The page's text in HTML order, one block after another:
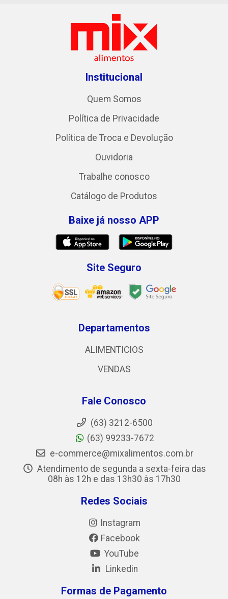
Institucional
Quem Somos
Política de Privacidade
Política de Troca e Devolução
Ouvidoria
Trabalhe conosco
Catálogo de Produtos
Baixe já nosso APP
Site Seguro
Departamentos
ALIMENTICIOS
VENDAS
Fale Conosco
(63) 3212-6500
(63) 99233-7672
e-commerce@mixalimentos.com.br
Atendimento de segunda a sexta-feira das
08h às 12h e das 13h30 às 17h30
Redes Sociais
Instagram
Facebook
YouTube
Linkedin
Formas de Pagamento